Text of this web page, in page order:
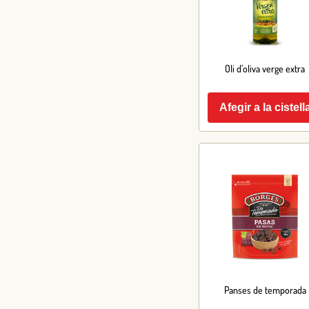
Oli d’oliva verge extra
Afegir a la
Panses de temporada